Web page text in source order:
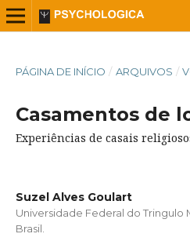
PÁGINA DE INÍCIO / ARQUIVOS /
Casamentos de
Experiências de casais
Suzel Alves Goulart
Universidade Federal do Tringulo
Brasil.